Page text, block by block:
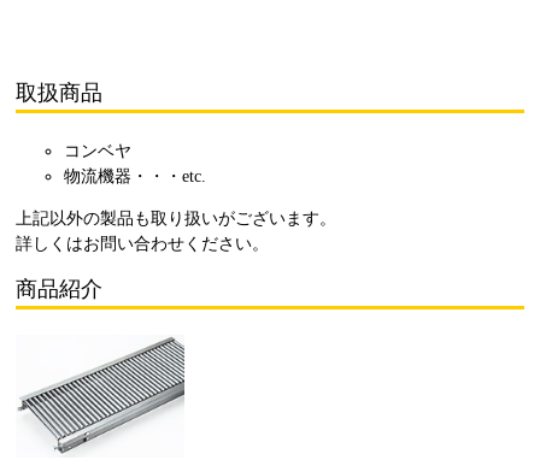
取扱商品
コンベヤ
物流機器・・・etc.
上記以外の製品も取り扱いがございます。
詳しくはお問い合わせ ください。
商品紹介